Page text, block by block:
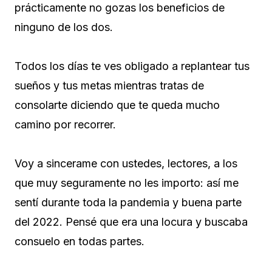
prácticamente no gozas los beneficios de
ninguno de los dos.
Todos los días te ves obligado a replantear tus
sueños y tus metas mientras tratas de
consolarte diciendo que te queda mucho
camino por recorrer.
Voy a sincerame con ustedes, lectores, a los
que muy seguramente no les importo: así me
sentí durante toda la pandemia y buena parte
del 2022. Pensé que era una locura y buscaba
consuelo en todas partes.